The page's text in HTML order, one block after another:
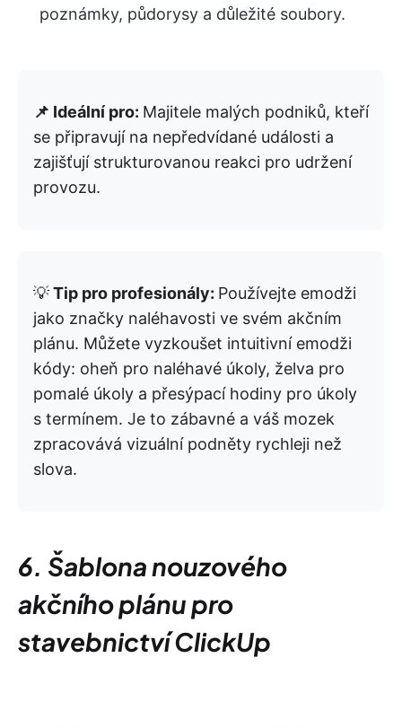
poznámky, půdorysy a důležité soubory.
📌 Ideální pro: Majitele malých podniků, kteří
se připravují na nepředvídané události a
zajišťují strukturovanou reakci pro udržení
provozu.
💡Tip pro profesionály: Používejte emodži
jako značky naléhavosti ve svém akčním
plánu. Můžete vyzkoušet intuitivní emodži
kódy: oheň pro naléhavé úkoly, želva pro
pomalé úkoly a přesýpací hodiny pro úkoly
s termínem. Je to zábavné a váš mozek
zpracovává vizuální podněty rychleji než
slova.
6. Šablona nouzového
akčního plánu pro
stavebnictví ClickUp